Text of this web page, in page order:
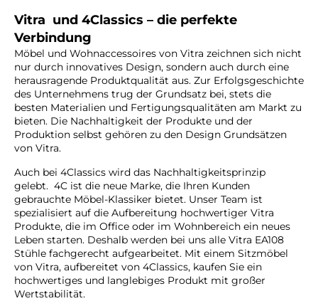
Vitra und 4Classics – die perfekte
Verbindung
Möbel und Wohnaccessoires von Vitra zeichnen sich nicht
nur durch innovatives Design, sondern auch durch eine
herausragende Produktqualität aus. Zur Erfolgsgeschichte
des Unternehmens trug der Grundsatz bei, stets die
besten Materialien und Fertigungsqualitäten am Markt zu
bieten. Die Nachhaltigkeit der Produkte und der
Produktion selbst gehören zu den Design Grundsätzen
von Vitra.
Auch bei 4Classics wird das Nachhaltigkeitsprinzip
gelebt. 4C ist die neue Marke, die Ihren Kunden
gebrauchte Möbel-Klassiker bietet. Unser Team ist
spezialisiert auf die Aufbereitung hochwertiger Vitra
Produkte, die im Office oder im Wohnbereich ein neues
Leben starten. Deshalb werden bei uns alle Vitra EA108
Stühle fachgerecht aufgearbeitet. Mit einem Sitzmöbel
von Vitra, aufbereitet von 4Classics, kaufen Sie ein
hochwertiges und langlebiges Produkt mit großer
Wertstabilität.